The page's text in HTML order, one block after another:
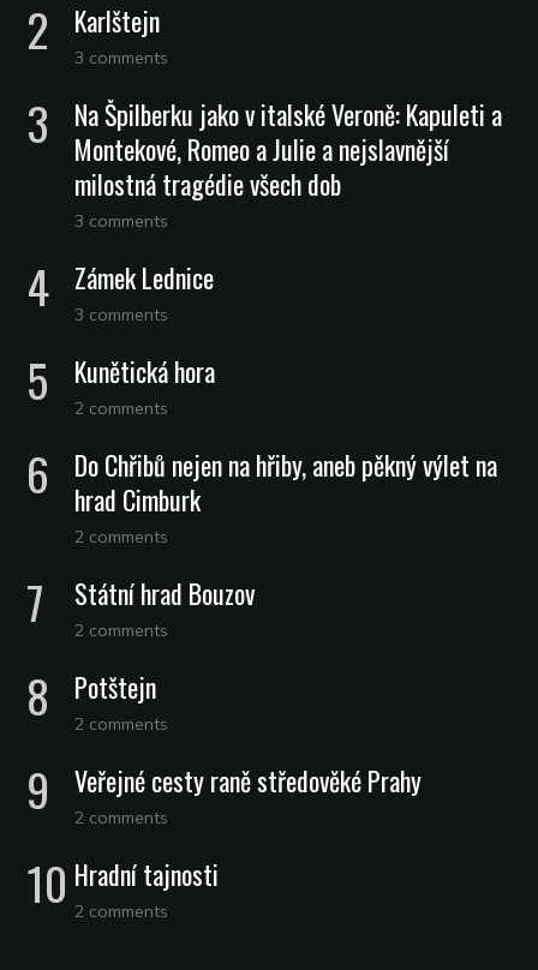
Karlštejn
3 comments
Na Špilberku jako v italské Veroně: Kapuleti a
Montekové, Romeo a Julie a nejslavnější
milostná tragédie všech dob
3 comments
Zámek Lednice
3 comments
Kunětická hora
2 comments
Do Chřibů nejen na hřiby, aneb pěkný výlet na
hrad Cimburk
2 comments
Státní hrad Bouzov
2 comments
Potštejn
2 comments
Veřejné cesty raně středověké Prahy
2 comments
Hradní tajnosti
2 comments